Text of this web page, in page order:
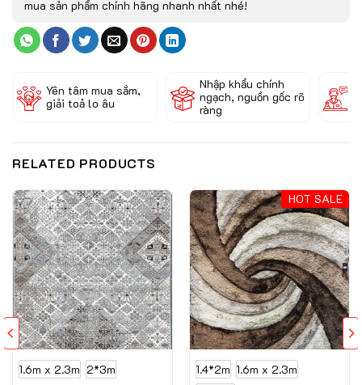
mua sản phẩm chính hãng nhanh nhất nhé!
Yên tâm mua sắm,
giải toả lo âu
Nhập khẩu chính
ngạch, nguồn gốc rõ
ràng
RELATED PRODUCTS
1.6m x 2.3m 2*3m
HOT SALE
1.4*2m 1.6m x 2.3m